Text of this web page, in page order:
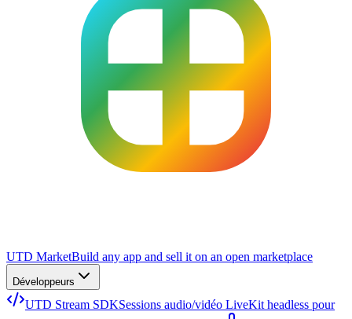
UTD MarketBuild any app and sell it on an open marketplace
Développeurs
UTD Stream SDKSessions audio/vidéo LiveKit headless pour